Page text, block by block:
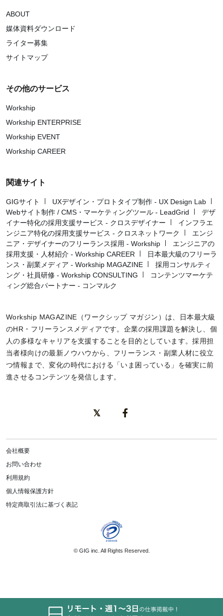
ABOUT
媒体資料ダウンロード
ライター募集
サイトマップ
その他のサービス
Workship
Workship ENTERPRISE
Workship EVENT
Workship CAREER
関連サイト
GIGサイト
UXデザイン・プロトタイプ制作 - UX Design Lab
Webサイト制作 / CMS・マーケティングツール - LeadGrid
デザ
イナー特化の採用支援サービス - クロスデザイナー
インフラエ
ンジニア特化の採用支援サービス - クロスネットワーク
エンジ
ニア・デザイナーのフリーランス採用 - Workship
エンジニアの
採用支援・人材紹介 - Workship CAREER
日本最大級のフリーラ
ンス・副業メディア - Workship MAGAZINE
採用コンサルティ
ング・社員研修 - Workship CONSULTING
コンテンツマーケテ
ィング総合パートナー - コンマルク
Workship MAGAZINE（ワークシップ マガジン）は、日本最大級
のHR・フリーランスメディアです。企業の採用課題を解決し、個
人の多様なキャリアを支援することを目的としています。採用担
当者様向けの最新ノウハウから、フリーランス・副業人材に役立
つ情報まで、変化の時代における「いま困っている」を確実に前
進させるコンテンツを発信します。
会社概要
お問い合わせ
利用規約
個人情報保護方針
特定商取引法に基づく表記
© GIG inc. All Rights Reserved.